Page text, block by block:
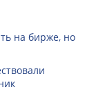
на бирже, но